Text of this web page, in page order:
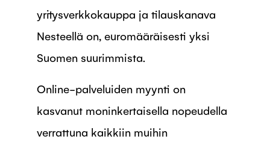
yritysverkkokauppa ja tilauskanava
Nesteellä on, euromääräisesti yksi
Suomen suurimmista.
Online-palveluiden myynti on
kasvanut moninkertaisella nopeudella
verrattuna kaikkiin muihin